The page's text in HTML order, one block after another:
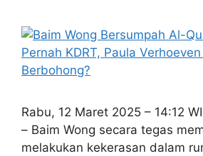
Rabu, 12 Maret 2025 – 14:12
– Baim Wong secara tegas
melakukan kekerasan dalam